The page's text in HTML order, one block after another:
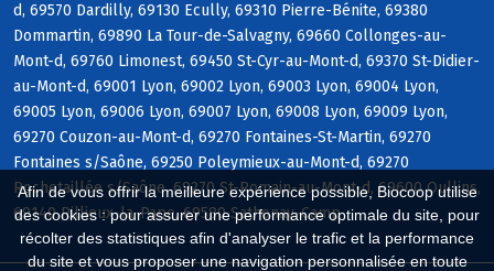
Afin de vous offrir la meilleure expérience possible, Biocoop utilise
des cookies : pour assurer une performance optimale du site, pour
récolter des statistiques afin d'analyser le trafic et la performance
du site et vous proposer une navigation personnalisée en toute
d, 69570 Dardilly, 69130 Ecully, 69310 Pierre-Bénite, 69380
Dommartin, 69890 La Tour-de-Salvagny, 69660 Collonges-au-
Mont-d, 69760 Limonest, 69450 St-Cyr-au-Mont-d, 69370 St-Didier-
au-Mont-d, 69001 Lyon, 69002 Lyon, 69003 Lyon, 69004 Lyon,
69005 Lyon, 69006 Lyon, 69007 Lyon, 69008 Lyon, 69009 Lyon,
69270 Couzon-au-Mont-d, 69270 Fontaines-St-Martin, 69270
Fontaines s/Saône, 69250 Poleymieux-au-Mont-d, 69270
Rochetaillée s/Saône, 69270 St-Romain-au-Mont-d, 69600 Oullins,
69140 Rillieux-la-Pape, 69580 Sathonay-Camp